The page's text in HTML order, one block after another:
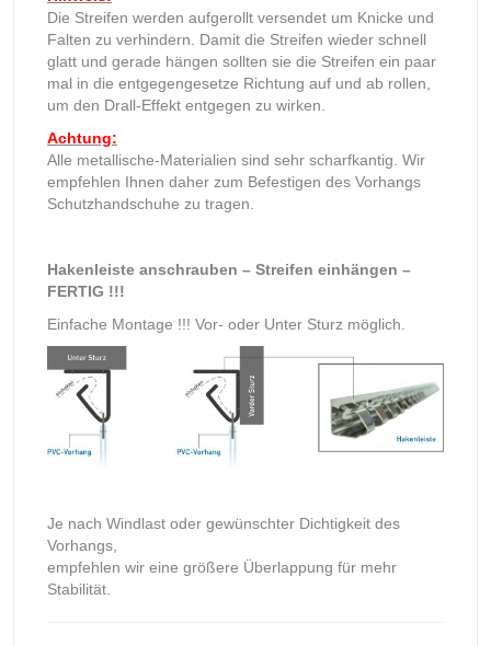
Die Streifen werden aufgerollt versendet um Knicke und
Falten zu verhindern. Damit die Streifen wieder schnell
glatt und gerade hängen sollten sie die Streifen ein paar
mal in die entgegengesetze Richtung auf und ab rollen,
um den Drall-Effekt entgegen zu wirken.
Achtung:
Alle metallische-Materialien sind sehr scharfkantig. Wir
empfehlen Ihnen daher zum Befestigen des Vorhangs
Schutzhandschuhe zu tragen.
Hakenleiste anschrauben – Streifen einhängen –
FERTIG !!!
Einfache Montage !!! Vor- oder Unter Sturz möglich.
Je nach Windlast oder gewünschter Dichtigkeit des
Vorhangs,
empfehlen wir eine größere Überlappung für mehr
Stabilität.